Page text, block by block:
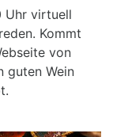
Uhr virtuell
Kommt
von
guten Wein